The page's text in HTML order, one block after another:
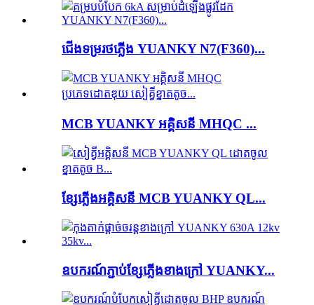
ជើងទម្រ​រថភ្លើង YUANKY N7(F360)...
MCB YUANKY អគ្គិសនី MHQC ...
ខ្សែភ្លើងអគ្គិសនី MCB YUANKY QL...
ឧបករណ៍ភ្ជាប់ខ្សែភ្លើងខាងក្រៅ YUANKY...